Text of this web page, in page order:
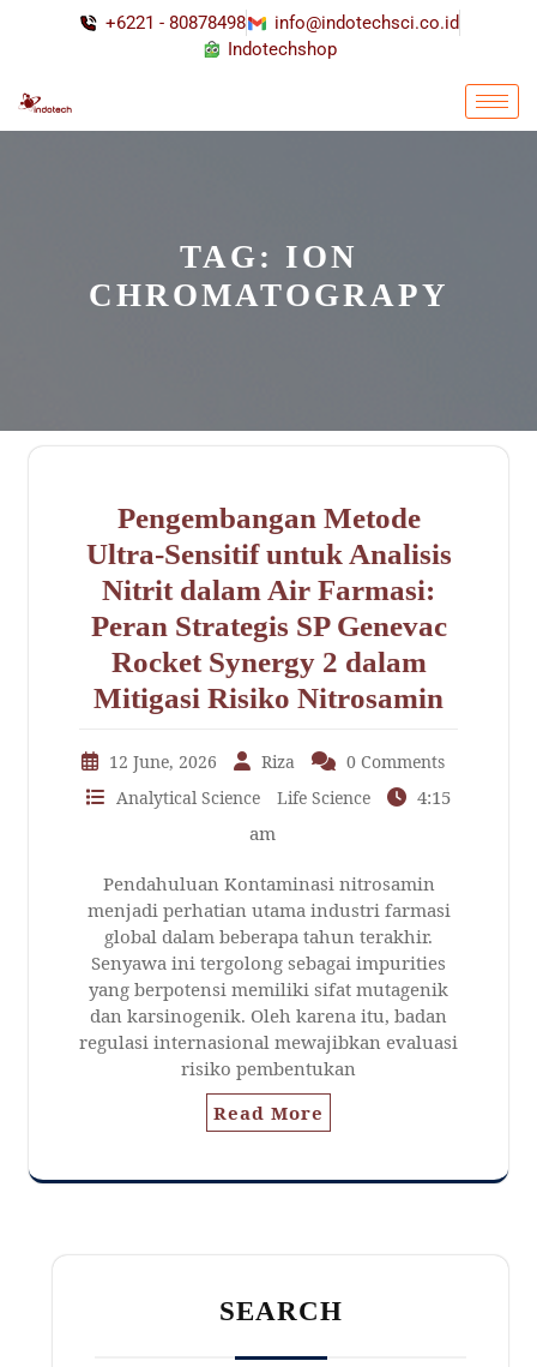
+6221 - 80878498
info@indotechsci.co.id
Indotechshop
TAG: ION
CHROMATOGRAPY
Pengembangan Metode
Ultra-Sensitif untuk Analisis
Nitrit dalam Air Farmasi:
Peran Strategis SP Genevac
Rocket Synergy 2 dalam
Mitigasi Risiko Nitrosamin
12 June, 2026 Riza
0 Comments
Analytical Science
Life Science
4:15
am
Pendahuluan Kontaminasi nitrosamin
menjadi perhatian utama industri farmasi
global dalam beberapa tahun terakhir.
Senyawa ini tergolong sebagai impurities
yang berpotensi memiliki sifat mutagenik
dan karsinogenik. Oleh karena itu, badan
regulasi internasional mewajibkan evaluasi
risiko pembentukan
Read More
SEARCH